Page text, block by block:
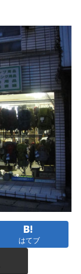
はてブ